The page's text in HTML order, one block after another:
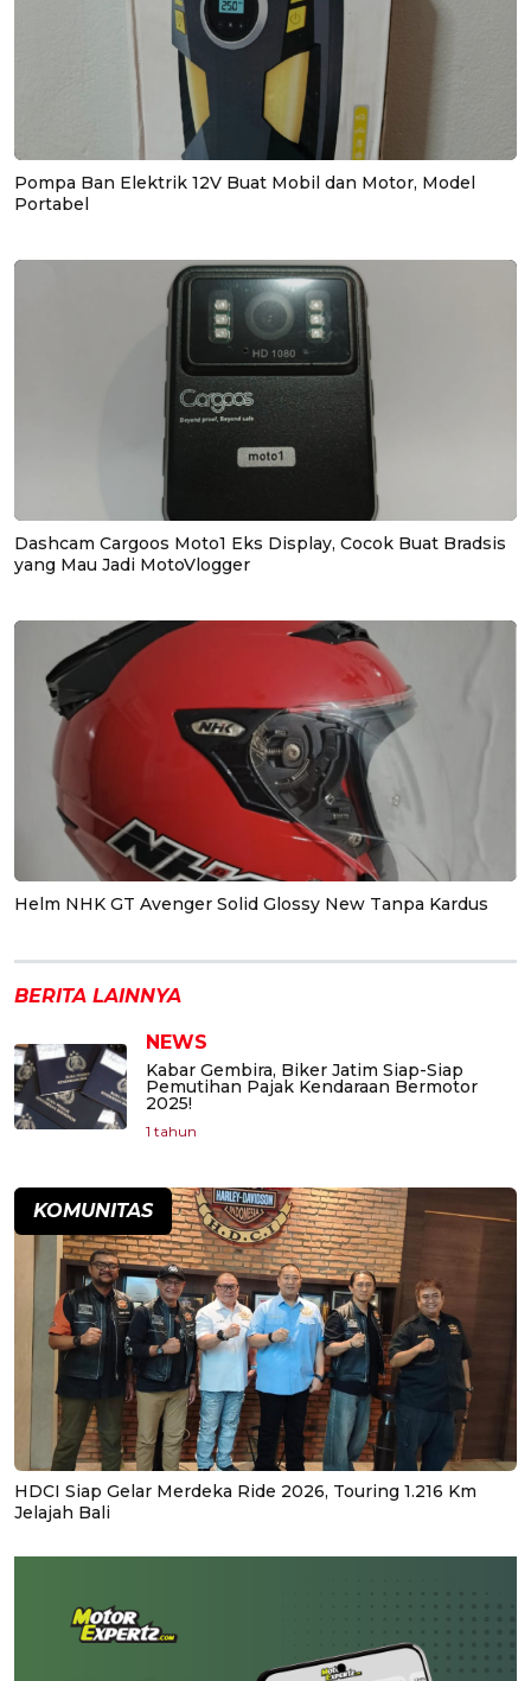
Pompa Ban Elektrik 12V Buat Mobil dan Motor, Model
Portabel
Dashcam Cargoos Moto1 Eks Display, Cocok Buat Bradsis
yang Mau Jadi MotoVlogger
Helm NHK GT Avenger Solid Glossy New Tanpa Kardus
BERITA LAINNYA
NEWS
Kabar Gembira, Biker Jatim Siap-Siap
Pemutihan Pajak Kendaraan Bermotor
2025!
1 tahun
KOMUNITAS
HDCI Siap Gelar Merdeka Ride 2026, Touring 1.216 Km
Jelajah Bali